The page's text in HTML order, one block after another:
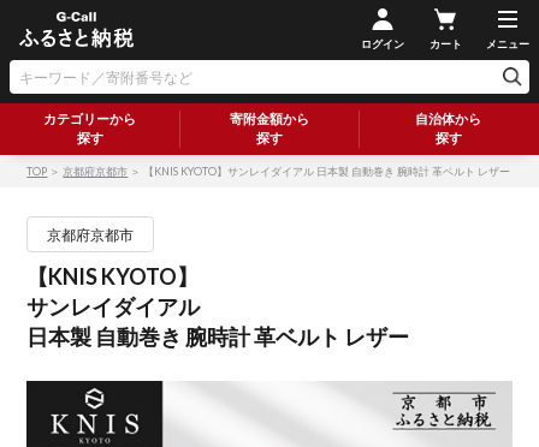
ログイン カート メニュー
カテゴリーから
探す
寄附金額から
探す
自治体から
探す
TOP ＞京都府京都市 ＞ 【KNIS KYOTO】サンレイダイアル 日本製 自動巻き 腕時計 革ベルト レザー
京都府京都市
【KNIS KYOTO】
サンレイダイアル
日本製 自動巻き 腕時計 革ベルト レザー